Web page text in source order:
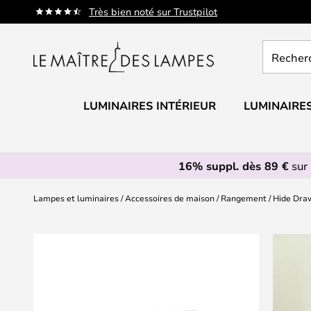
Très bien noté sur Trustpilot
Allez
au
un
LUMINAIRES INTÉRIEUR
16% suppl. dès 89 €sur
Lampes et luminaires Accessoires de maison Rangement Hide